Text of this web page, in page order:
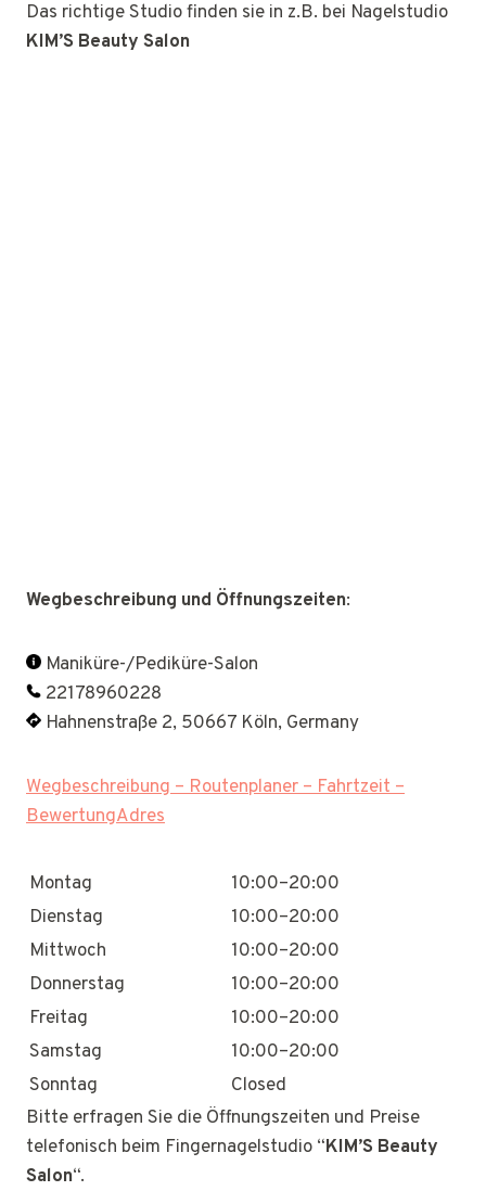
Das richtige Studio finden sie in z.B. bei Nagelstudio
KIM’S Beauty Salon
Wegbeschreibung und Öffnungszeiten:
Maniküre-/Pediküre-Salon
22178960228
Hahnenstraße 2, 50667 Köln, Germany
Wegbeschreibung – Routenplaner – Fahrtzeit –
BewertungAdres
Montag
10:00–20:00
Dienstag
10:00–20:00
Mittwoch
10:00–20:00
Donnerstag
10:00–20:00
Freitag
10:00–20:00
Samstag
10:00–20:00
Sonntag
Closed
Bitte erfragen Sie die Öffnungszeiten und Preise
telefonisch beim Fingernagelstudio “KIM’S Beauty
Salon“.